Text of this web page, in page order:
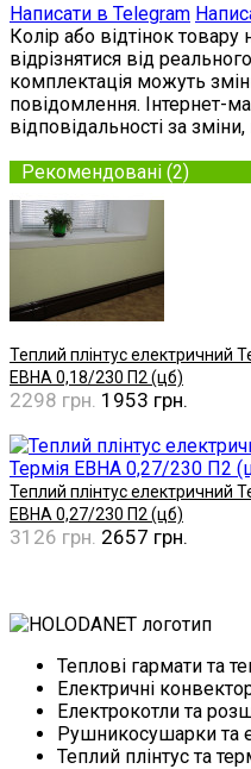
Написати в Telegram
Колір або відтінок
відрізнятися від
комплектація можуть
повідомлення. Інтернет-
відповідальності за
Рекомендовані (2)
Теплий плінтус електричний
ЕВНА 0,18/230 П2 (цб)
2298 грн. 1953 грн.
Теплий плінтус електричний
ЕВНА 0,27/230 П2 (цб)
3126 грн. 2657 грн.
Теплові гармати та
Електричні
Електрокотли та
Рушникосушарки та
Теплий плінтус та